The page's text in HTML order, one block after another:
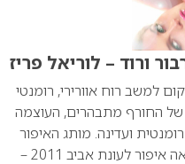
למשב רוח אוורירי, רומנטי
של החורף מתבהרים, העוצמה
ועדינה. מותג האיפור
הבינלאומי – לוריאל פריז, מציג מראה איפור לעונת אביב 2011 –